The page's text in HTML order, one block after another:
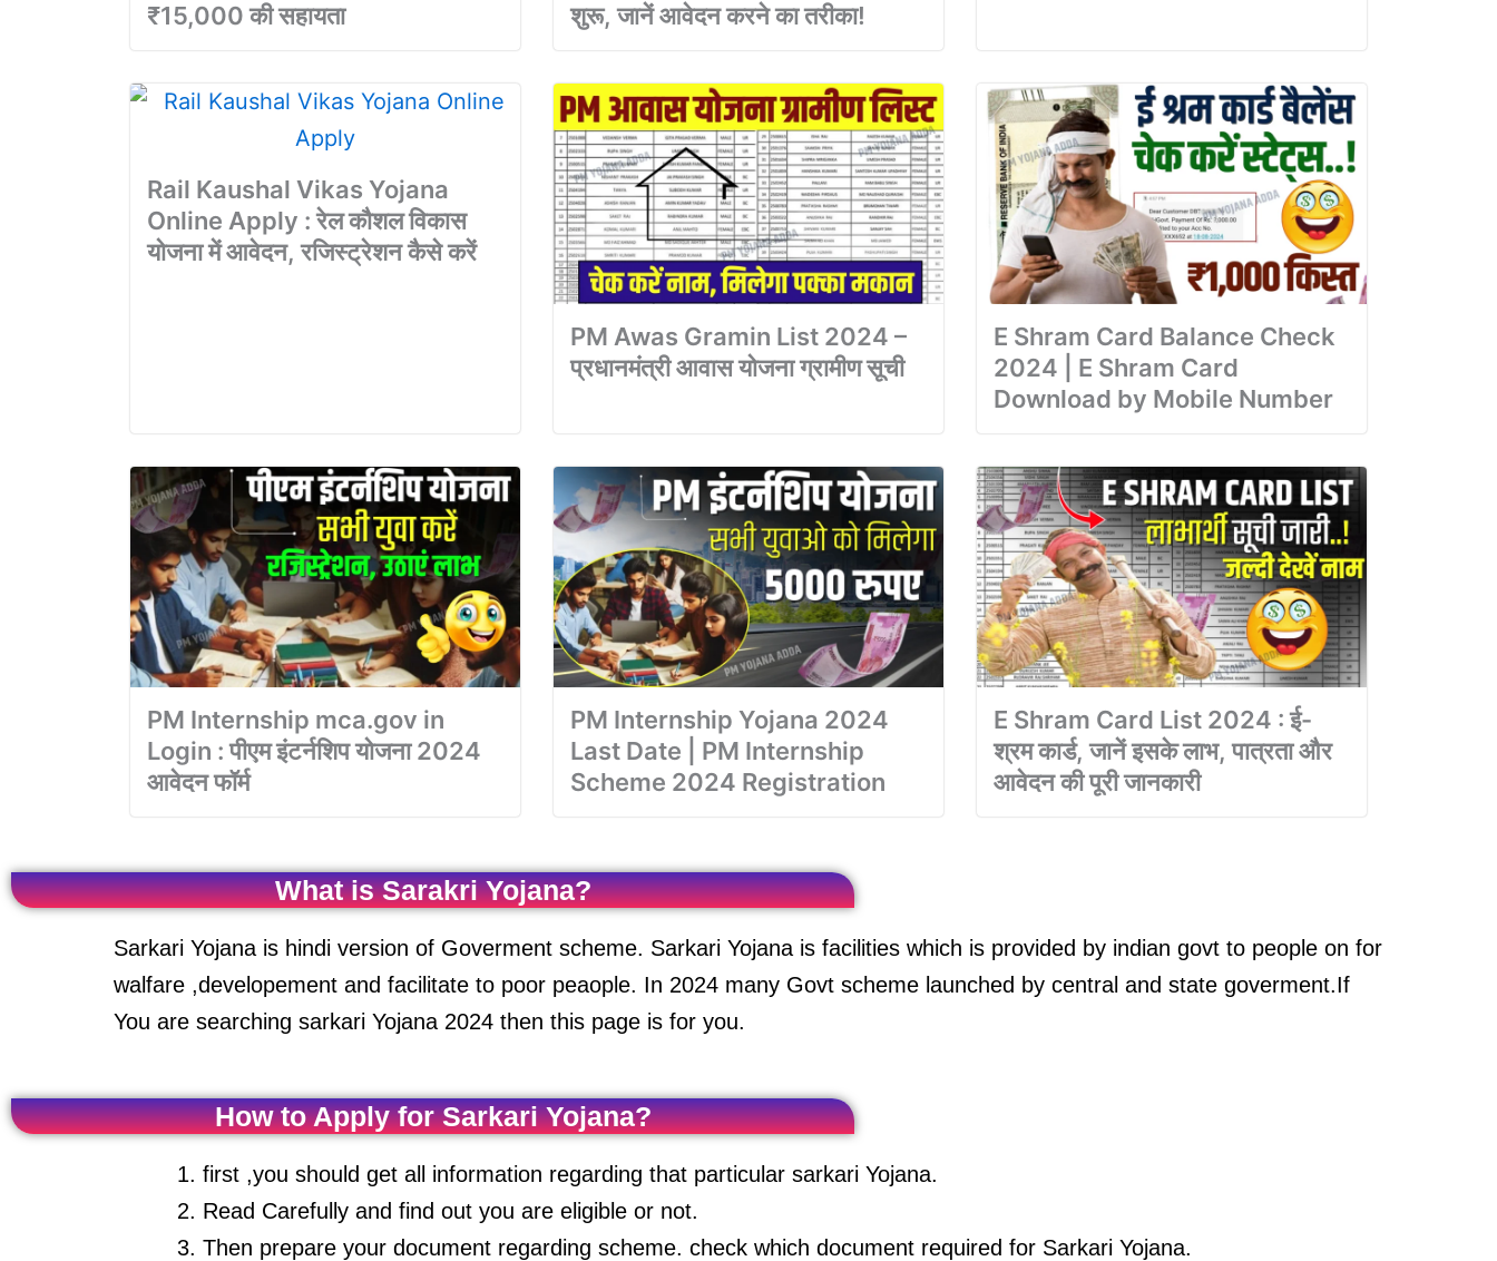
₹15,000 की सहायता
शुरू, जानें आवेदन करने का तरीका!
Rail Kaushal Vikas Yojana
Online Apply : रेल कौशल विकास
योजना में आवेदन, रजिस्ट्रेशन कैसे करें
PM Awas Gramin List 2024 –
प्रधानमंत्री आवास योजना ग्रामीण सूची
E Shram Card Balance Check
2024 | E Shram Card
Download by Mobile Number
PM Internship mca.gov in
Login : पीएम इंटर्नशिप योजना 2024
आवेदन फॉर्म
PM Internship Yojana 2024
Last Date | PM Internship
Scheme 2024 Registration
E Shram Card List 2024 : ई-
श्रम कार्ड, जानें इसके लाभ, पात्रता और
आवेदन की पूरी जानकारी
What is Sarakri Yojana?
Sarkari Yojana is hindi version of Goverment scheme. Sarkari Yojana is facilities which is provided by indian govt to people on for
walfare ,developement and facilitate to poor peaople. In 2024 many Govt scheme launched by central and state goverment.If
You are searching sarkari Yojana 2024 then this page is for you.
How to Apply for Sarkari Yojana?
first ,you should get all information regarding that particular sarkari Yojana.
Read Carefully and find out you are eligible or not.
Then prepare your document regarding scheme. check which document required for Sarkari Yojana.